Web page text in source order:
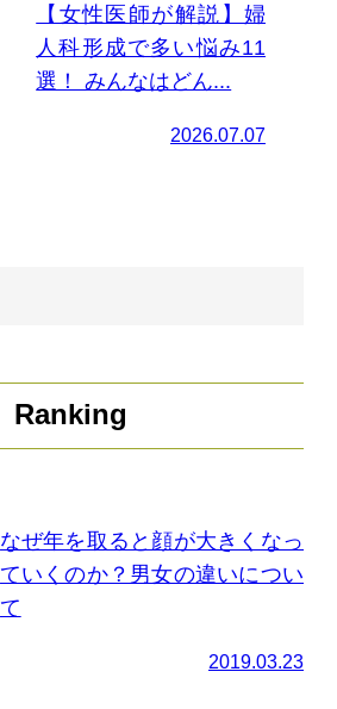
【女性医師が解説】婦
人科形成で多い悩み11
選！ みんなはどん...
2026.07.07
Ranking
なぜ年を取ると顔が大きくなっ
ていくのか？男女の違いについ
て
2019.03.23